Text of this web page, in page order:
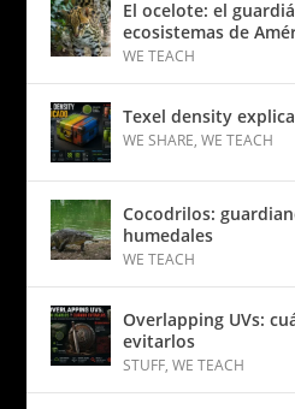
El ocelote: el
ecosistemas de
WE TEACH
Texel density
WE SHARE,WE TEACH
Cocodrilos:
humedales
WE TEACH
Overlapping UVs:
evitarlos
STUFF,WE TEACH